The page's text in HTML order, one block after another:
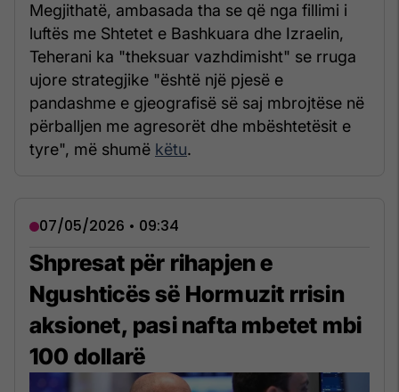
Megjithatë, ambasada tha se që nga fillimi i
luftës me Shtetet e Bashkuara dhe Izraelin,
Teherani ka "theksuar vazhdimisht" se rruga
ujore strategjike "është një pjesë e
pandashme e gjeografisë së saj mbrojtëse në
përballjen me agresorët dhe mbështetësit e
tyre", më shumë këtu.
07/05/2026 • 09:34
Shpresat për rihapjen e
Ngushticës së Hormuzit rrisin
aksionet, pasi nafta mbetet mbi
100 dollarë